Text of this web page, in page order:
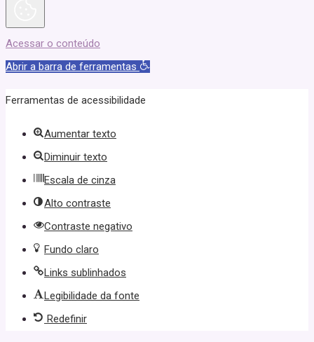
Acessar o conteúdo
Abrir a barra de ferramentas
Ferramentas de acessibilidade
Aumentar texto
Diminuir texto
Escala de cinza
Alto contraste
Contraste negativo
Fundo claro
Links sublinhados
Legibilidade da fonte
Redefinir